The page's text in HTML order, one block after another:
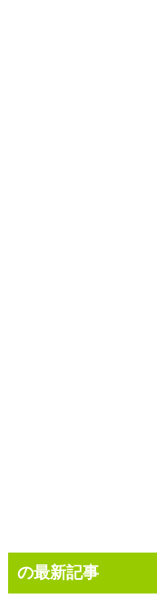
の最新記事